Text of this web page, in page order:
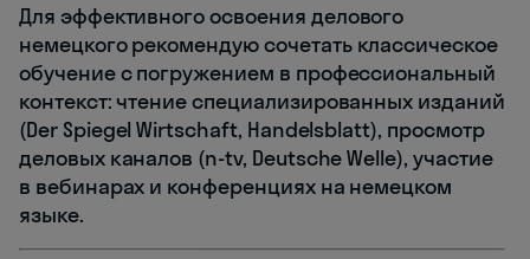
Для эффективного освоения делового
немецкого рекомендую сочетать классическое
обучение с погружением в профессиональный
контекст: чтение специализированных изданий
(Der Spiegel Wirtschaft, Handelsblatt), просмотр
деловых каналов (n-tv, Deutsche Welle), участие
в вебинарах и конференциях на немецком
языке.